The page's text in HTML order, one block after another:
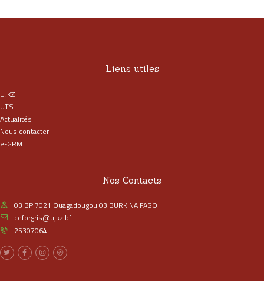
Liens utiles
UJKZ
UTS
Actualités
Nous contacter
e-GRM
Nos Contacts
03 BP 7021 Ouagadougou 03 BURKINA FASO
ceforgris@ujkz.bf
25307064